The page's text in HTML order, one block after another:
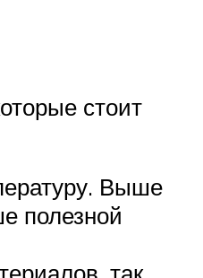
стоит
Выше
полезной